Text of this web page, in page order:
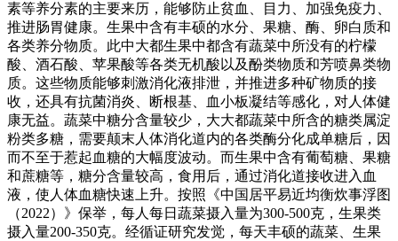
素等养分素的主要来历，能够防止贫血、目力、加强免疫力、
推进肠胃健康。生果中含有丰硕的水分、果糖、酶、卵白质和
各类养分物质。此中大都生果中都含有蔬菜中所没有的柠檬
酸、酒石酸、苹果酸等各类无机酸以及酚类物质和芳喷鼻类物
质。这些物质能够刺激消化液排泄，并推进多种矿物质的接
收，还具有抗菌消炎、断根基、血小板凝结等感化，对人体健
康无益。蔬菜中糖分含量较少，大大都蔬菜中所含的糖类属淀
粉类多糖，需要颠末人体消化道内的各类酶分化成单糖后，因
而不至于惹起血糖的大幅度波动。而生果中含有葡萄糖、果糖
和蔗糖等，糖分含量较高，食用后，通过消化道接收进入血
液，使人体血糖快速上升。按照《中国居平易近均衡炊事浮图
（2022）》保举，每人每日蔬菜摄入量为300-500克，生果类
摄入量200-350克。经循证研究发觉，每天丰硕的蔬菜、生果